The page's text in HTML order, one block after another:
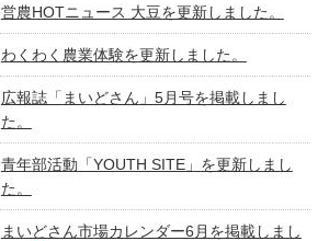
営農HOTニュース 大豆を更新しました。
わくわく農業体験を更新しました。
広報誌「まいどさん」5月号を掲載しまし
た。
青年部活動「YOUTH SITE」を更新しまし
た。
まいどさん市場カレンダー6月を掲載しまし